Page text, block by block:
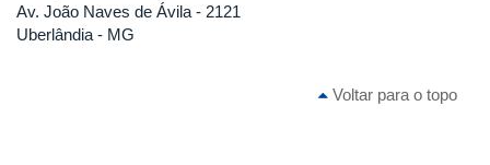
Av. João Naves de Ávila - 2121
Uberlândia - MG
Voltar para o topo